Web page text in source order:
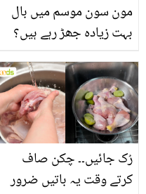
مون سون موسم میں بال
بہت زیادہ جھڑ رہے ہیں؟
بنانے کے چند قدرتی طریقے
رُک جائیں۔۔ چکن صاف
کرتے وقت یہ باتیں ضرور